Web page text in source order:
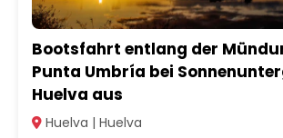
Bootsfahrt entlang der
Punta Umbría bei
Huelva aus
Huelva | Huelva